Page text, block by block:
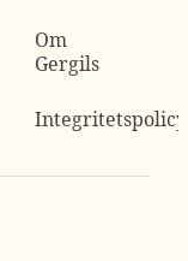
Om
Gergils
Integritetspolicy